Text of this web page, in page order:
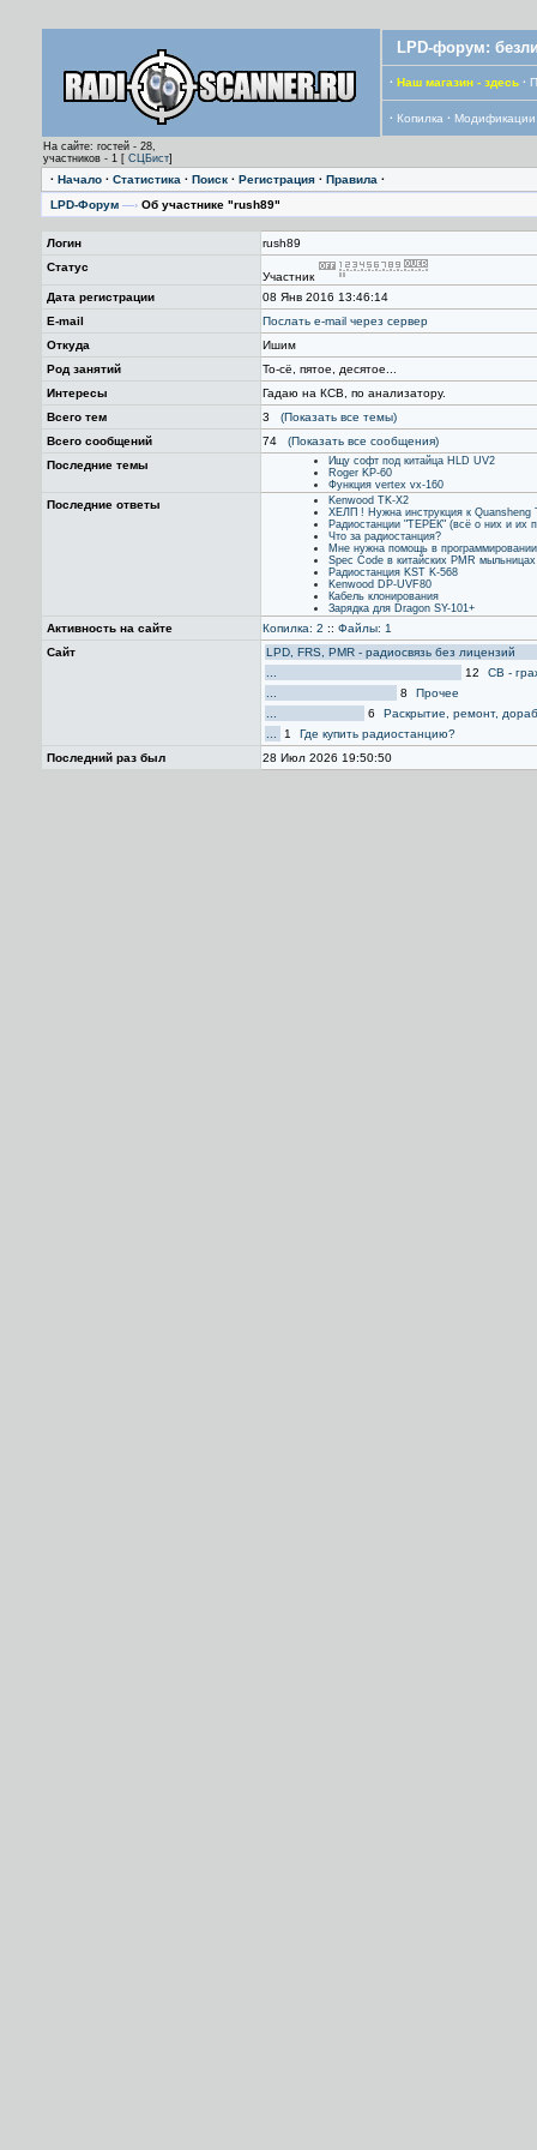
LPD-форум:
· Наш магазин - здесь ·
· Копилка · Модификации
На сайте: гостей - 28,
участников - 1 [ СЦБист]
· Начало · Статистика · Поиск · Регистрация · Правила ·
LPD-Форум —› Об участнике "rush89"
Логин
rush89
Статус
Участник
Дата регистрации
08 Янв 2016 13:46:14
E-mail
Послать е-mail через сервер
Откуда
Ишим
Род занятий
То-сё, пятое, десятое...
Интересы
Гадаю на КСВ, по анализатору.
Всего тем
3
(Показать все темы)
Всего сообщений
74
(Показать все сообщения)
Последние темы
Ищу софт под китайца HLD UV2
Roger KP-60
Функция vertex vx-160
Последние ответы
Kenwood TK-X2
ХЕЛП ! Нужна инструкция к Quansheng
Радиостанции "ТЕРЕК" (всё о них и их
Что за радиостанция?
Мне нужна помощь в
Spec Code в китайских PMR мыльницах
Радиостанция KST K-568
Kenwood DP-UVF80
Кабель клонирования
Зарядка для Dragon SY-101+
Активность на сайте Копилка: 2 :: Файлы: 1
Сайт
LPD, FRS, PMR - радиосвязь без лицензий
12
CB -
8
Прочее
6
Раскрытие, ремонт,
1
Где купить радиостанцию?
Последний раз был
28 Июл 2026 19:50:50